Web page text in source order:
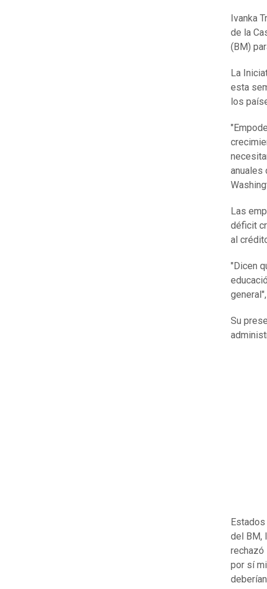
Ivanka
de la
(BM)
La
esta
los
anuales
Las
déficit
al
"Dicen
Su
del BM,
por sí